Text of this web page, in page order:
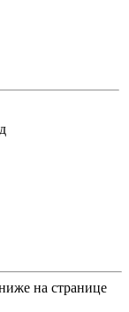
на странице